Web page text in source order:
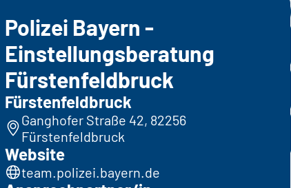
Polizei Bayern -
Einstellungsberatung
Fürstenfeldbruck
Fürstenfeldbruck
Ganghofer Straße 42, 82256
Fürstenfeldbruck
Website
team.polizei.bayern.de